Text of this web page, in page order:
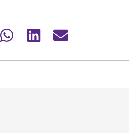
Share
Share
Share